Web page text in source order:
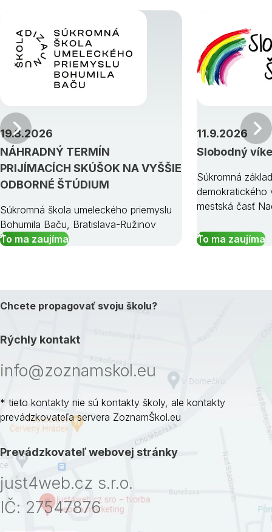
NÁHRADNÝ TERMÍN
PRIJÍMACÍCH SKÚŠOK NA VYŠŠIE
ODBORNÉ ŠTÚDIUM
19.8.2026
Súkromná škola umeleckého priemyslu
Bohumila Baču, Bratislava-Ružinov
To ma zaujíma
Slobodný
11.9.2026
Súkromná
demokratického
mestská časť
To ma zaujíma
Predchádzajúci
Chcete propagovať svoju školu?
Rýchly kontakt
info@zoznamskol.eu
* tieto kontakty nie sú kontakty školy, ale kontakty
prevádzkovateľa servera ZoznamŠkol.eu
Prevádzkovateľ webovej stránky
just4web.cz s.r.o.
IČ: 27547876